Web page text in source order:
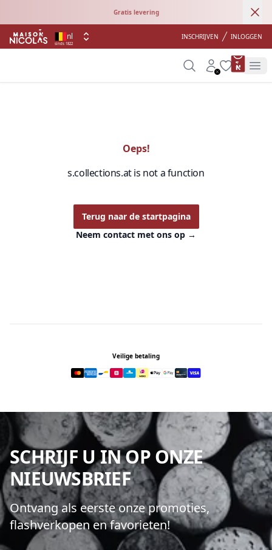
Gratis levering
sinds 1822
nl INSCHRIJVEN INLOGGEN
SearchAccount
Wishlist
Oeps!
s.collections.at is not a function
Terug naar de startpagina
Neem contact met ons op →
Veilige betaling
SCHRIJF U IN OP ONZE
NIEUWSBRIEF
Ontvang als eerste onze promoties,
flashverkopen en favorieten!